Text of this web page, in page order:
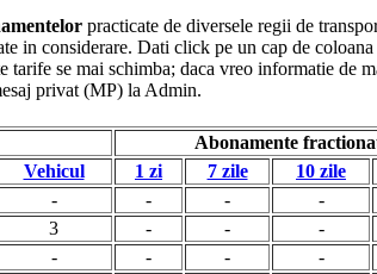
practicate de diversele regii de
in considerare. Dati click pe un cap de
tarife se mai schimba; daca vreo informatie de
privat (MP) la Admin.
Abonamente
Vehicul 1 zi 7 zile 10 zile
- - - -
3 - - -
- - - -